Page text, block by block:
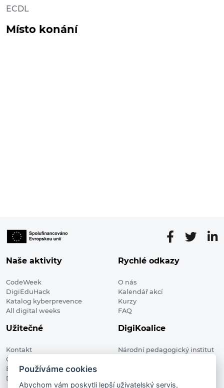
ECDL
Místo konání
Naše aktivity
CodeWeek
DigiEduHack
Katalog kyberprevence
All digital weeks
Rychlé odkazy
O nás
Kalendář akcí
Kurzy
FAQ
Užitečné
Kontakt
Členské organizace
Blog
Digitalizace ve vzdělávání
DigiKoalice
Národní pedagogický institut
Používáme cookies
Abychom vám poskytli lepší uživatelský servis,